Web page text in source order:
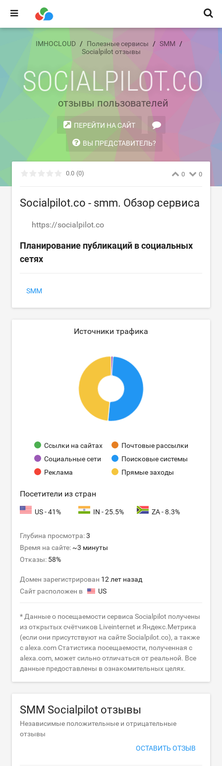
IMHOCLOUD Полезные сервисы
SMM
Socialpilot отзывы
SOCIALPILOT.CO
отзывы пользователей
ПЕРЕЙТИ НА САЙТ
ВЫ ПРЕДСТАВИТЕЛЬ?
0.0 (0) 0 0
Socialpilot.co - smm. Обзор сервиса
https://socialpilot.co
Планирование публикаций в социальных
сетях
SMM
Источники трафика
Ссылки на сайтах
Почтовые рассылки
Социальные сети
Поисковые системы
Реклама
Прямые заходы
Посетители из стран
US - 41% IN - 25.5% ZA - 8.3%
Глубина просмотра:3
Время на сайте: ~3 минуты
Отказы: 58%
Домен зарегистрирован 12 лет назад
Сайт расположен в
US
* Данные о посещаемости сервиса Socialpilot получены
из открытых счётчиков Liveinternet и Яндекс.Метрика
(если они присутствуют на сайте Socialpilot.co), а также
с alexa.com Статистика посещаемости, полученная с
alexa.com, может сильно отличаться от реальной. Все
данные предоставлены в ознакомительных целях.
SMM Socialpilot отзывы
Независимые положительные и отрицательные
отзывы
ОСТАВИТЬ ОТЗЫВ